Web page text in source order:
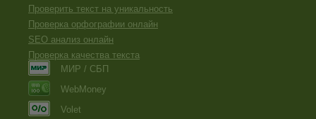
Проверить текст на уникальность
Проверка орфографии онлайн
SEO анализ онлайн
Проверка качества текста
МИР / СБП
WebMoney
Volet